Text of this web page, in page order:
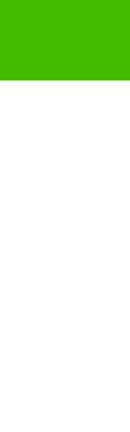
dung